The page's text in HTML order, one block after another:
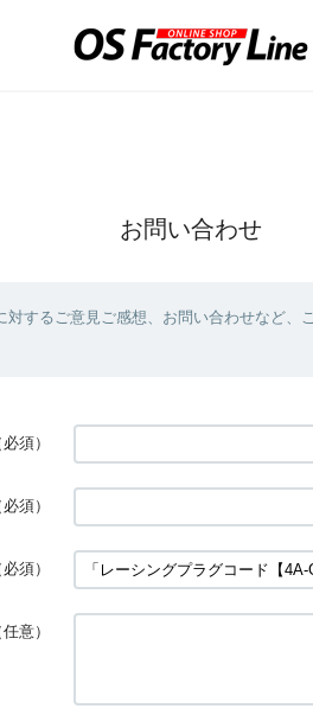
お問い合わせ
対するご意見ご感想、お問い合わせなど、
必須）
必須）
必須）
意）